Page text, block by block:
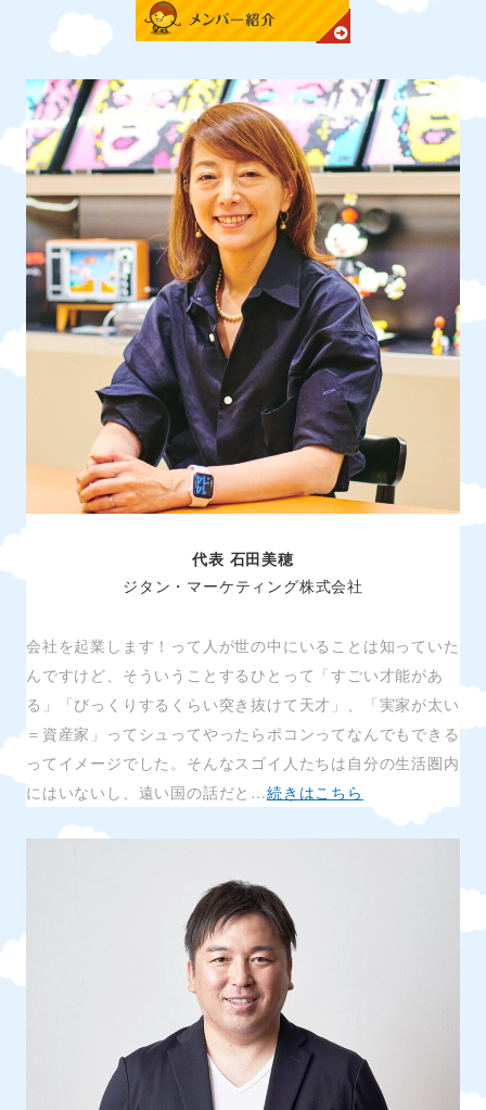
代表 石田美穂
ジタン・マーケティング株式会社
会社を起業します！って人が世の中にいることは知っていた
んですけど、そういうことするひとって「すごい才能があ
る」「びっくりするくらい突き抜けて天才」、「実家が太い
＝資産家」ってシュってやったらポコンってなんでもできる
ってイメージでした。そんなスゴイ人たちは自分の生活圏内
にはいないし、遠い国の話だと…続きはこちら